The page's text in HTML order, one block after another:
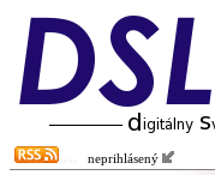
neprihlásený